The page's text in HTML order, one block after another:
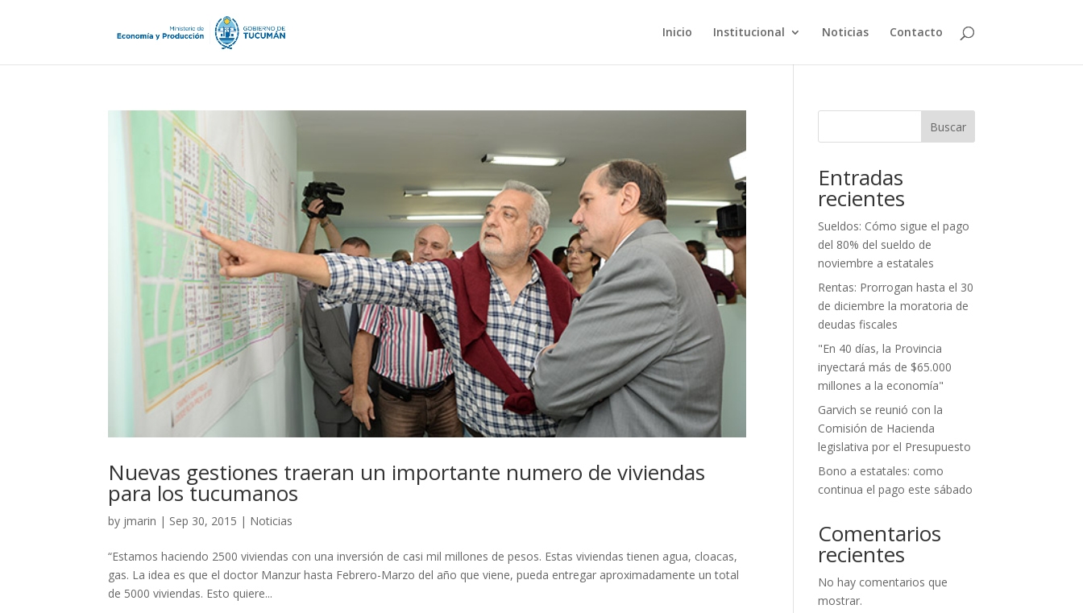
Inicio Institucional Noticias Contacto
Nuevas gestiones traeran un importante numero de viviendas
para los tucumanos
by jmarin | Sep 30, 2015 | Noticias
“Estamos haciendo 2500 viviendas con una inversión de casi mil millones de pesos. Estas viviendas tienen agua, cloacas,
gas. La idea es que el doctor Manzur hasta Febrero-Marzo del año que viene, pueda entregar aproximadamente un total
de 5000 viviendas. Esto quiere...
Buscar
Entradas
recientes
Sueldos: Cómo sigue el pago
del 80% del sueldo de
noviembre a estatales
Rentas: Prorrogan hasta el 30
de diciembre la moratoria de
deudas fiscales
"En 40 días, la Provincia
inyectará más de $65.000
millones a la economía"
Garvich se reunió con la
Comisión de Hacienda
legislativa por el Presupuesto
Bono a estatales: como
continua el pago este sábado
Comentarios
recientes
No hay comentarios que
mostrar.